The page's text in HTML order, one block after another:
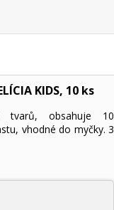
KIDS, 10 ks
tvarů, obsahuje 10
vhodné do myčky. 3